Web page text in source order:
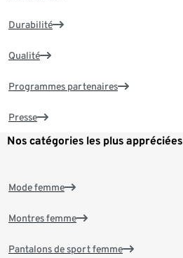
Durabilité
Qualité
Programmes partenaires
Presse
Nos catégories les plus appréciées
Mode femme
Montres femme
Pantalons de sport femme